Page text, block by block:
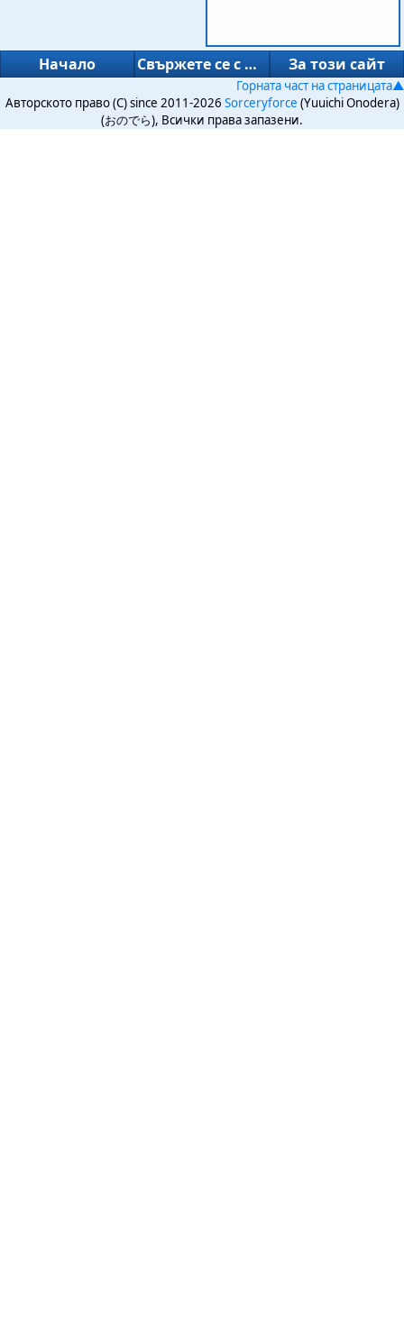
Начало Свържете се с нас За този сайт
Горната част на страницата▲
Авторското право (C) since 2011-2026 Sorceryforce (Yuuichi Onodera)
(おのでら), Всички права запазени.